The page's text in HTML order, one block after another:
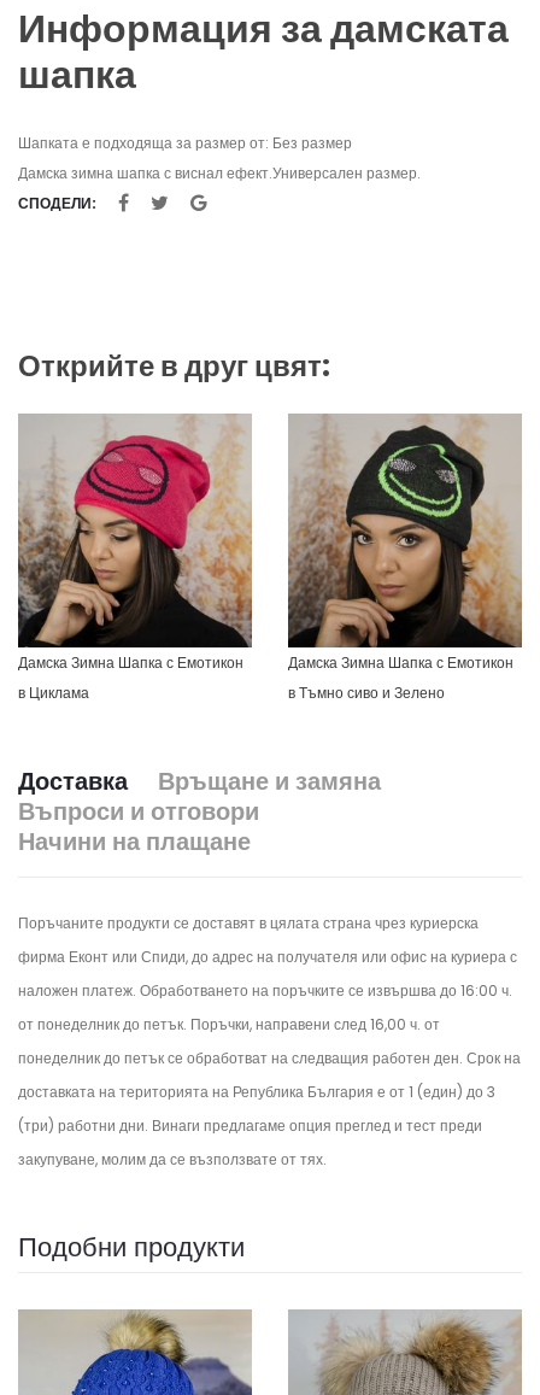
Информация за дамската
шапка
Шапката е подходяща за размер от: Без размер
Дамска зимна шапка с виснал ефект.Универсален размер.
СПОДЕЛИ:
Открийте в друг цвят:
Дамска Зимна Шапка с Емотикон
в Циклама
Дамска Зимна Шапка с Емотикон
в Тъмно сиво и Зелено
Доставка
Връщане и замяна
Въпроси и отговори
Начини на плащане
Поръчаните продукти се доставят в цялата страна чрез куриерска
фирма Еконт или Спиди, до адрес на получателя или офис на куриера с
наложен платеж. Обработването на поръчките се извършва до 16:00 ч.
от понеделник до петък. Поръчки, направени след 16,00 ч. от
понеделник до петък се обработват на следващия работен ден. Срок на
доставката на територията на Република България е от 1 (един) до 3
(три) работни дни. Винаги предлагаме опция преглед и тест преди
закупуване, молим да се възползвате от тях.
Подобни продукти